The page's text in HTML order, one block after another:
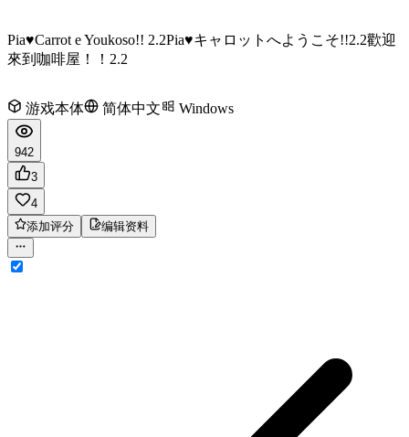
Pia♥Carrot e Youkoso!! 2.2Pia♥キャロットへようこそ!!2.2歡迎
來到咖啡屋！！2.2
游戏本体 简体中文 Windows
942
3
4
添加评分
编辑资料